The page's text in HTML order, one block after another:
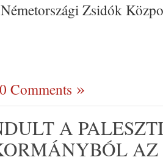
Zsidók
0 Comments
A